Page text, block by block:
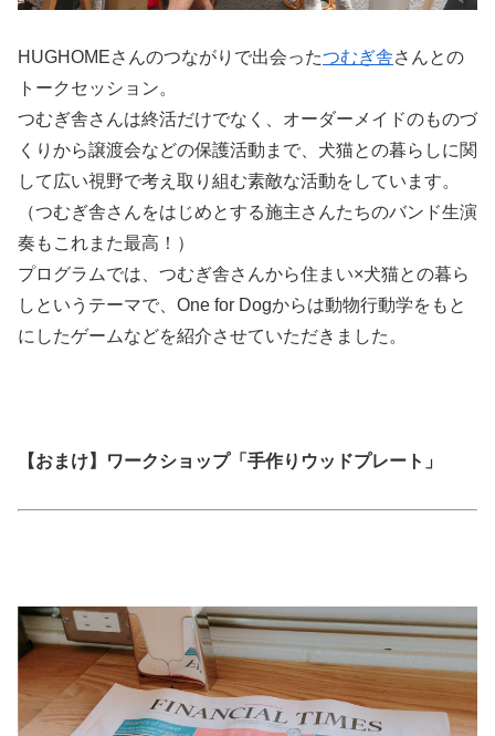
HUGHOMEさんのつながりで出会ったつむぎ舎さんとの
トークセッション。
つむぎ舎さんは終活だけでなく、オーダーメイドのものづ
くりから譲渡会などの保護活動まで、犬猫との暮らしに関
して広い視野で考え取り組む素敵な活動をしています。
（つむぎ舎さんをはじめとする施主さんたちのバンド生演
奏もこれまた最高！）
プログラムでは、つむぎ舎さんから住まい×犬猫との暮ら
しというテーマで、One for Dogからは動物行動学をもと
にしたゲームなどを紹介させていただきました。
【おまけ】ワークショップ「手作りウッドプレート」